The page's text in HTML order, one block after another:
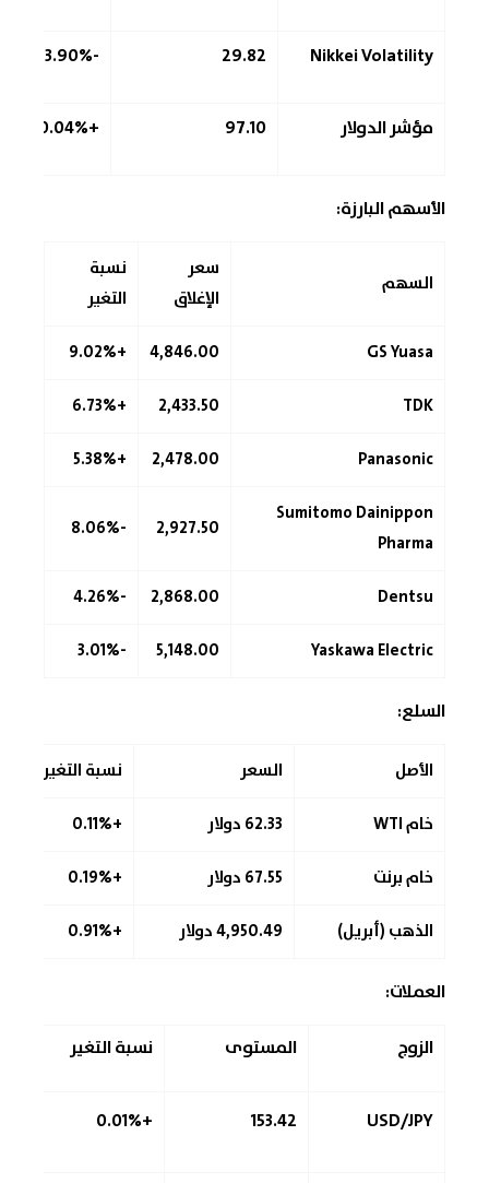
Nikkei Volatility
29.82
-3.90%
مؤشر الدولار 97.10
+0.04%
الأسهم البارزة:
السهم
سعر
الإغلاق
نسبة
التغير
GS Yuasa
4,846.00
+9.02%
TDK
2,433.50
+6.73%
Panasonic
2,478.00
+5.38%
Sumitomo Dainippon
Pharma
2,927.50
-8.06%
Dentsu
2,868.00
-4.26%
Yaskawa Electric
5,148.00
-3.01%
السلع:
الأصل السعر
نسبة التغير
خام WTI
62.33 دولار
+0.11%
خام برنت
67.55 دولار
+0.19%
الذهب (أبريل)
4,950.49 دولار +0.91%
العملات:
الزوج
المستوى نسبة التغير
USD/JPY
153.42
+0.01%